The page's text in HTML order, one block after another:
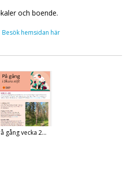
och boende.
Besök hemsidan här
gång vecka 2...